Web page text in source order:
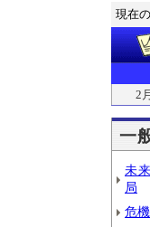
現在
2
一
未
局
危